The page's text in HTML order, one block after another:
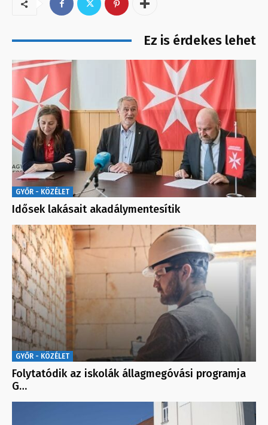
Ez is érdekes lehet
GYŐR - KÖZÉLET
Idősek lakásait akadálymentesítik
GYŐR - KÖZÉLET
Folytatódik az iskolák állagmegóvási programja
G…